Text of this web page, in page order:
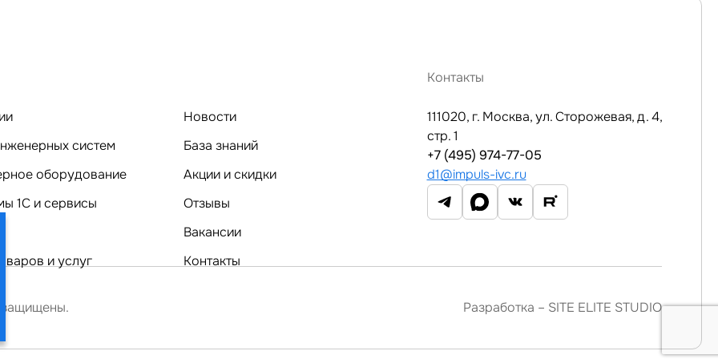
систем
Компьютерное оборудование
1C и сервисы
и услуг
Новости
База знаний
Акции и скидки
Отзывы
Вакансии
Контакты
Контакты
111020, г. Москва, ул. Сторожевая, д. 4,
стр. 1
+7 (495) 974-77-05
d1@impuls-ivc.ru
Разработка – SITE ELITE STUDIO